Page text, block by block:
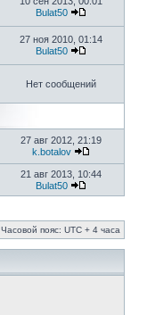
Bulat50
27 ноя 2010, 01:14
Bulat50
Нет сообщений
27 авг 2012, 21:19
k.botalov
21 авг 2013, 10:44
Bulat50
Часовой пояс: UTC + 4 часа